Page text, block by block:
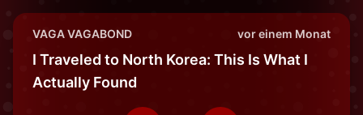
VAGA VAGABOND vor einem Monat
I Traveled to North Korea: This Is What I
Actually Found